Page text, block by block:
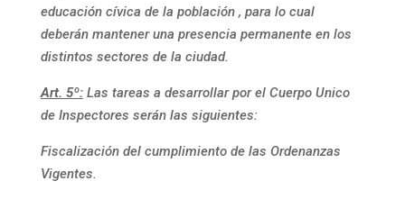
educación cívica de la población , para lo cual
deberán mantener una presencia permanente en los
distintos sectores de la ciudad.
Art. 5º: Las tareas a desarrollar por el Cuerpo Unico
de Inspectores serán las siguientes:
Fiscalización del cumplimiento de las Ordenanzas
Vigentes.